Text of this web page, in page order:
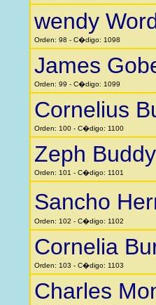
wendy
Orden: 98 - C�digo: 1098
James
Orden: 99 - C�digo: 1099
Cornelius
Orden: 100 - C�digo: 1100
Zeph
Orden: 101 - C�digo: 1101
Sancho
Orden: 102 - C�digo: 1102
Cornelia
Orden: 103 - C�digo: 1103
Charles